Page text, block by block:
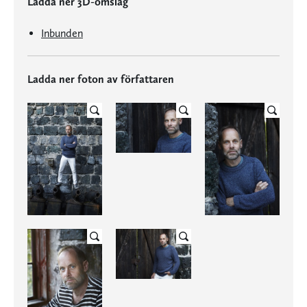
Inbunden
Ladda ner foton av författaren